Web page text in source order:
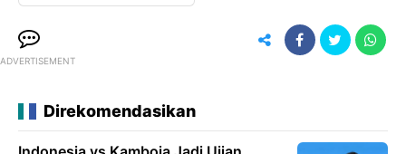
ADVERTISEMENT
Direkomendasikan